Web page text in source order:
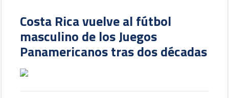
Costa Rica vuelve al fútbol
masculino de los Juegos
Panamericanos tras dos décadas